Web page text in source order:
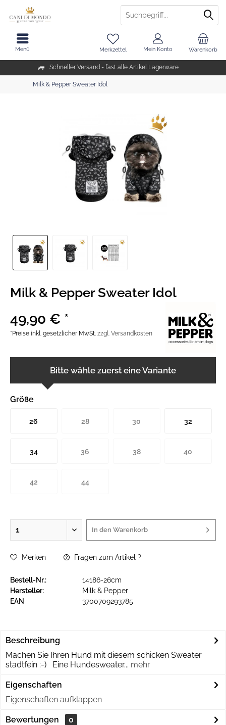
Schneller Versand - fast alle Artikel Lagerware
Warenkorb
Merkzettel Mein Konto
Menü
Milk & Pepper Sweater Idol
Milk & Pepper Sweater Idol
49,90 € *
*Preise inkl. gesetzlicher MwSt. zzgl. Versandkosten
Bitte wähle zuerst eine Variante
Größe
26 28 30 32
34 36 38 40
42 44
In den Warenkorb
Merken Fragen zum Artikel ?
Bestell-Nr.:
14186-26cm
Hersteller:
Milk & Pepper
EAN
3700709293785
Beschreibung
Machen Sie Ihren Hund mit diesem schicken Sweater
stadtfein :-) Eine Hundesweater... mehr
Eigenschaften
Eigenschaften aufklappen
Bewertungen
0